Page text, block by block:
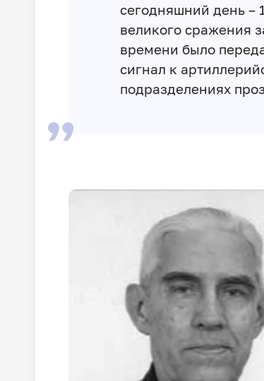
сегодняшний день –
великого сражения
времени было
сигнал к
подразделениях